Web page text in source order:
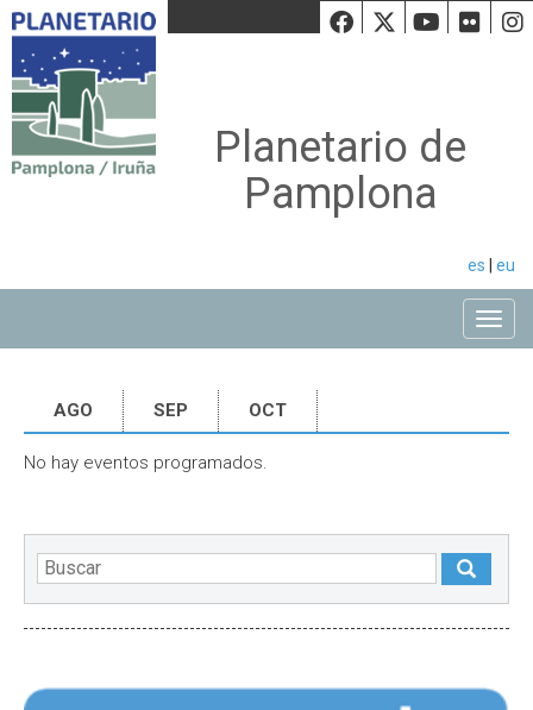
Facebook
Twiiter
Planetario de
Pamplona
es eu
AGO SEP OCT
No hay eventos programados.